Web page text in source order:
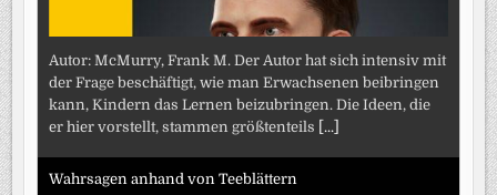
Autor: McMurry, Frank M. Der Autor hat sich intensiv mit
der Frage beschäftigt, wie man Erwachsenen beibringen
kann, Kindern das Lernen beizubringen. Die Ideen, die
er hier vorstellt, stammen größtenteils [...]
Wahrsagen anhand von Teeblättern